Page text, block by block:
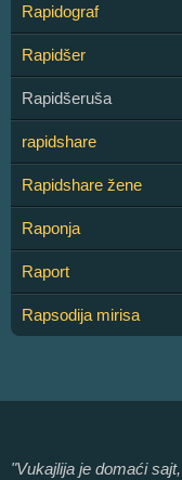
Rapidograf
Rapidšer
Rapidšeruša
rapidshare
Rapidshare žene
Raponja
Raport
Rapsodija mirisa
"Vukajlija je domaći